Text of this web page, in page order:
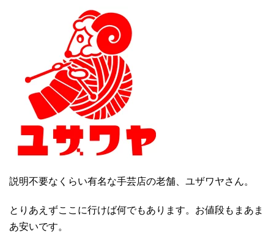
説明不要なくらい有名な手芸店の老舗、ユザワヤさん。
とりあえずここに行けば何でもあります。お値段もまあま
あ安いです。